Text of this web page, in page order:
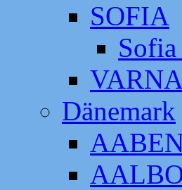
SOFIA
VARNA
Dänemark